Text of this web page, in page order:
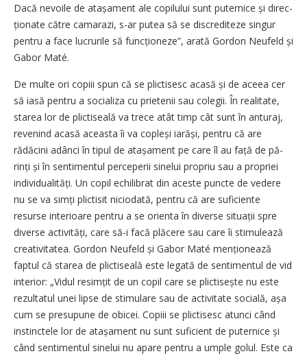
Dacă nevoile de atașament ale copilului sunt puternice și direc­
ționate către camarazi, s-ar putea să se discrediteze singur
pentru a face lucrurile să funcțio­neze”, arată Gordon Neufeld și
Gabor Maté.
De multe ori copiii spun că se plictisesc acasă și de aceea cer
să iasă pentru a socializa cu prietenii sau colegii. În realitate,
starea lor de plic­tiseală va trece atât timp cât sunt în anturaj,
revenind acasă aceasta îi va copleși iarăși, pentru că are
rădăcini adânci în tipul de atașament pe care îl au față de pă­
rinți și în sentimentul perceperii sinelui propriu sau a propriei
individu­alități. Un copil echilibrat din aceste puncte de vedere
nu se va simți plictisit niciodată, pentru că are suficiente
resurse interioare pentru a se orienta în diverse si­tuații spre
diverse activități, care să-i facă plăcere sau care îi stimulează
creativitatea. Gordon Neufeld și Gabor Maté men­ționează
faptul că starea de plictiseală este legată de sentimentul de vid
interior: „Vidul resimțit de un copil care se plictisește nu este
rezultatul unei lipse de stimulare sau de activitate socială, așa
cum se presupune de obicei. Copiii se plictisesc atunci când
instinctele lor de atașa­ment nu sunt suficient de puternice și
când sentimentul sinelui nu apare pentru a umple golul. Este ca